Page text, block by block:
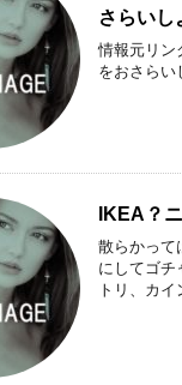
さらいし
情報元リン
をおさらい
IKEA？
散らかって
にしてゴ
トリ、カ